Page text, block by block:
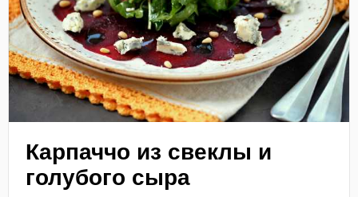
Карпаччо из свеклы и
голубого сыра